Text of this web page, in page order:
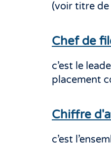
(voir titre de
Chef de
c’est le
placement
Chiffre
c’est